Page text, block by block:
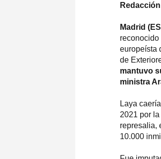
Redacción
Madrid
europeísta
de
mantuvo
ministra
Laya
2021 por
represalia,
10.000